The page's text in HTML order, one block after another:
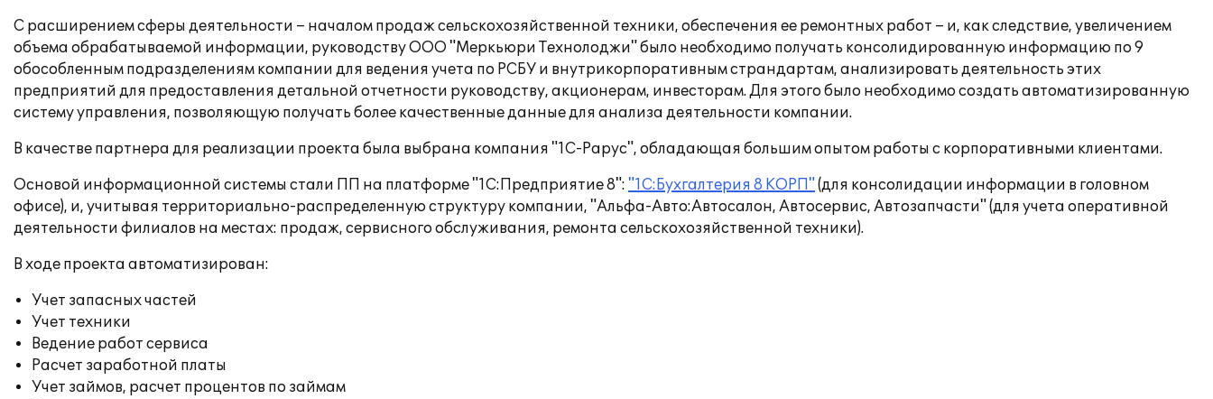
С расширением сферы деятельности – началом продаж сельскохозяйственной техники, обеспечения ее ремонтных работ – и, как следствие, увеличением
объема обрабатываемой информации, руководству ООО "Меркьюри Технолоджи" было необходимо получать консолидированную информацию по 9
обособленным подразделениям компании для ведения учета по РСБУ и внутрикорпоративным страндартам, анализировать деятельность этих
предприятий для предоставления детальной отчетности руководству, акционерам, инвесторам. Для этого было необходимо создать автоматизированную
систему управления, позволяющую получать более качественные данные для анализа деятельности компании.
В качестве партнера для реализации проекта была выбрана компания "1С-Рарус", обладающая большим опытом работы с корпоративными клиентами.
Основой информационной системы стали ПП на платформе "1С:Предприятие 8": "1С:Бухгалтерия 8 КОРП" (для консолидации информации в головном
офисе), и, учитывая территориально-распределенную структуру компании, "Альфа-Авто:Автосалон, Автосервис, Автозапчасти" (для учета оперативной
деятельности филиалов на местах: продаж, сервисного обслуживания, ремонта сельскохозяйственной техники).
В ходе проекта автоматизирован:
Учет запасных частей
Учет техники
Ведение работ сервиса
Расчет заработной платы
Учет займов, расчет процентов по займам